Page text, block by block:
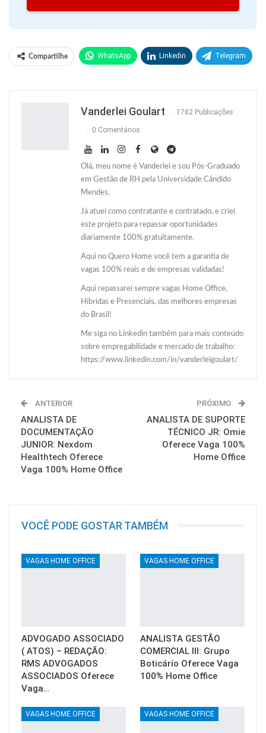
Compartilhe WhatsApp Linkedin Telegram
Vanderlei Goulart 1782 Publicações
0 Comentários
Olá, meu nome é Vanderlei e sou Pós-Graduado
em Gestão de RH pela Universidade Cândido
Mendes.
Já atuei como contratante e contratado, e criei
este projeto para repassar oportunidades
diariamente 100% gratuitamente.
Aqui no Quero Home você tem a garantia de
vagas 100% reais e de empresas validadas!
Aqui repassarei sempre vagas Home Office,
Híbridas e Presenciais, das melhores empresas
do Brasil!
Me siga no Linkedin também para mais conteúdo
sobre empregabilidade e mercado de trabalho:
https://www.linkedin.com/in/vanderleigoulart/
ANTERIOR
ANALISTA DE
DOCUMENTAÇÃO
JUNIOR: Nexdom
Healthtech Oferece
Vaga 100% Home Office
PRÓXIMO
ANALISTA DE SUPORTE
TÉCNICO JR: Omie
Oferece Vaga 100%
Home Office
VOCÊ PODE GOSTAR TAMBÉM
VAGAS HOME OFFICE
ADVOGADO ASSOCIADO
( ATOS) – REDAÇÃO:
RMS ADVOGADOS
ASSOCIADOS Oferece
Vaga…
VAGAS HOME OFFICE
ANALISTA GESTÃO
COMERCIAL III: Grupo
Boticário Oferece Vaga
100% Home Office
VAGAS HOME OFFICE VAGAS HOME OFFICE